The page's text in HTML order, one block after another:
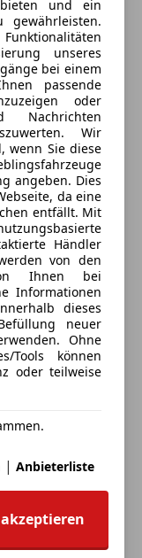
in nur einem
und ein
gewährleisten.
unseres
bei einem
passende
oder
Nachrichten
Wir
wenn Sie diese
angeben. Dies
da eine
entfällt. Mit
Händler
von den
Ihnen bei
Informationen
dieses
neuer
Ohne
Tools können
oder teilweise
| Anbieterliste